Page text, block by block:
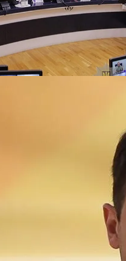
Власти В Руках Си
Смертоноснее
Накануне